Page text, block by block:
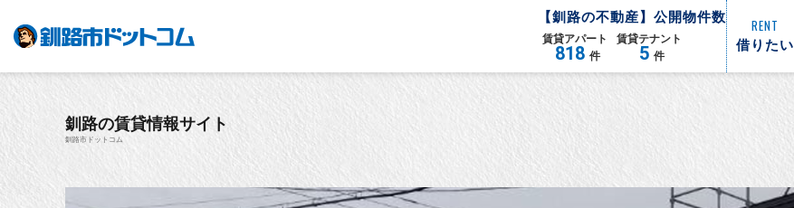
【釧路の不動産】公開物件数
賃貸アパート
818 件
賃貸テナント
5 件
RENT
借りたい
釧路の賃貸情報サイト
釧路市ドットコム